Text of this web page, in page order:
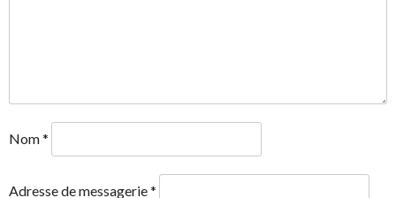
Nom*
Adresse de messagerie*